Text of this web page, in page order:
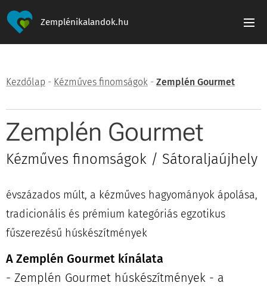
Zemplénikalandok.hu
Kezdőlap - Kézműves finomságok - Zemplén Gourmet
Zemplén Gourmet
Kézműves finomságok / Sátoraljaújhely
évszázados múlt, a kézműves hagyományok ápolása,
tradicionális és prémium kategóriás egzotikus
fűszerezésű húskészítmények
A Zemplén Gourmet kínálata
- Zemplén Gourmet húskészítmények - a